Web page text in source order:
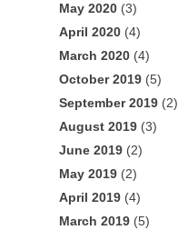
May 2020 (3)
April 2020 (4)
March 2020 (4)
October 2019 (5)
September 2019 (2)
August 2019 (3)
June 2019 (2)
May 2019 (2)
April 2019 (4)
March 2019 (5)